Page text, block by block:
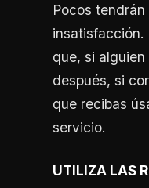
Pocos
insatisfacción.
que, si
después, si
que recibas
servicio.
UTILIZA LAS